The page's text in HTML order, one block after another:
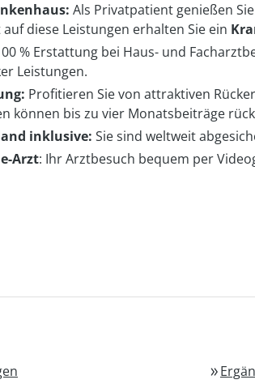
Als Privatpatient genießen
diese Leistungen erhalten Sie ein
% Erstattung bei Haus- und
Leistungen.
Profitieren Sie von attraktiven
können bis zu vier Monatsbeiträge
inklusive: Sie sind weltweit
Arzt: Ihr Arztbesuch bequem per